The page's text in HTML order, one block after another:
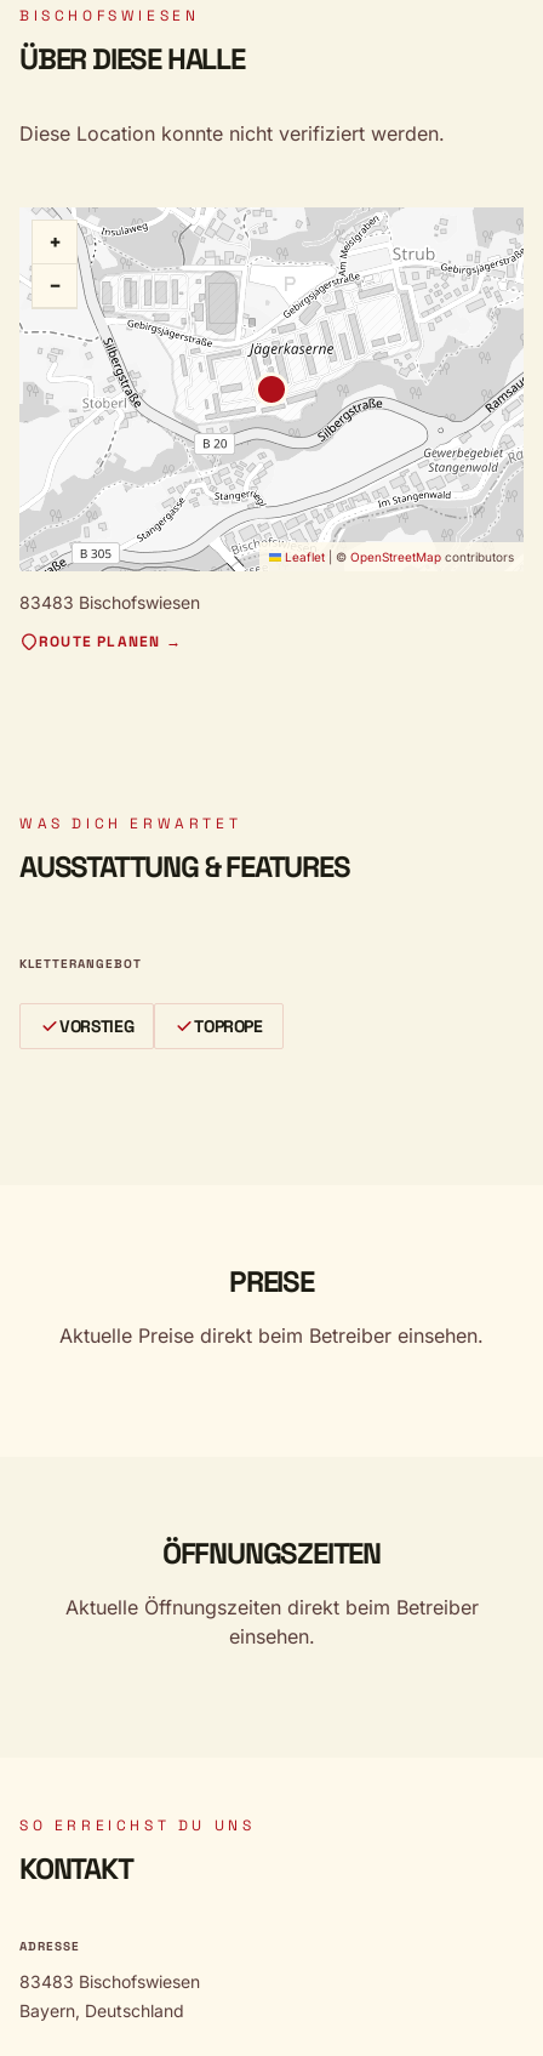
BISCHOFSWIESEN
ÜBER DIESE HALLE
Diese Location konnte nicht verifiziert werden.
+
−
Leaflet © OpenStreetMap contributors
83483 Bischofswiesen
ROUTE PLANEN →
WAS DICH ERWARTET
AUSSTATTUNG & FEATURES
KLETTERANGEBOT
VORSTIEG TOPROPE
PREISE
Aktuelle Preise direkt beim Betreiber einsehen.
ÖFFNUNGSZEITEN
Aktuelle Öffnungszeiten direkt beim Betreiber
einsehen.
SO ERREICHST DU UNS
KONTAKT
ADRESSE
83483 Bischofswiesen
Bayern, Deutschland